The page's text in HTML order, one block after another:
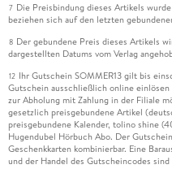
7 Die Preisbindung dieses Artikels
beziehen sich auf den letzten
8 Der gebundene Preis dieses Artikels
dargestellten Datums vom Verlag
12 Ihr Gutschein SOMMER13 gilt bis
Gutschein ausschließlich online
zur Abholung mit Zahlung in der Filiale
gesetzlich preisgebundene Artikel
preisgebundene Kalender, tolino shine
Hugendubel Hörbuch Abo. Der
Geschenkkarten kombinierbar. Eine
und der Handel des Gutscheincodes